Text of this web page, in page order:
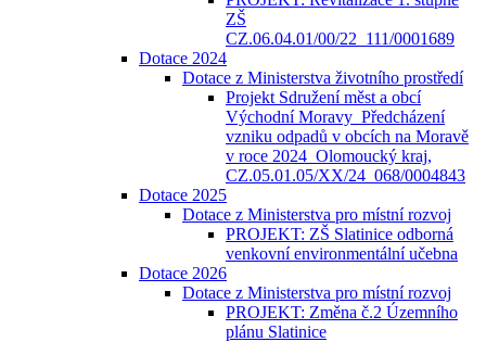
ZŠ
CZ.06.04.01/00/22_111/0001689
Dotace 2024
Dotace z Ministerstva životního prostředí
Projekt Sdružení měst a obcí
Východní Moravy_Předcházení
vzniku odpadů v obcích na Moravě
v roce 2024_Olomoucký kraj,
CZ.05.01.05/XX/24_068/0004843
Dotace 2025
Dotace z Ministerstva pro místní rozvoj
PROJEKT: ZŠ Slatinice odborná
venkovní environmentální učebna
Dotace 2026
Dotace z Ministerstva pro místní rozvoj
PROJEKT: Změna č.2 Územního
plánu Slatinice